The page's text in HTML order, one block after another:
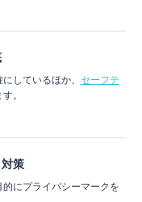
しているほか、 セーフテ
。
策
にプライバシーマークを